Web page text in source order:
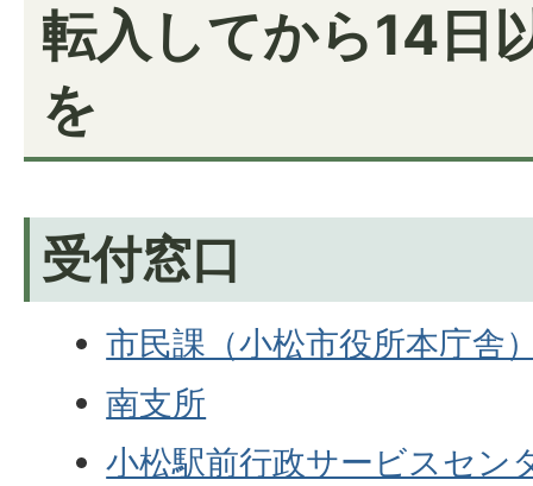
転入してから14日
を
受付窓口
市民課（小松市役所本庁舎
南支所
小松駅前行政サービスセ